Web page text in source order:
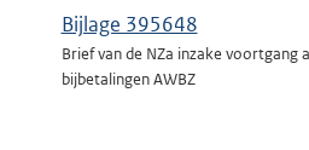
Bijlage 395648
Brief van de NZa inzake voortgang
bijbetalingen AWBZ